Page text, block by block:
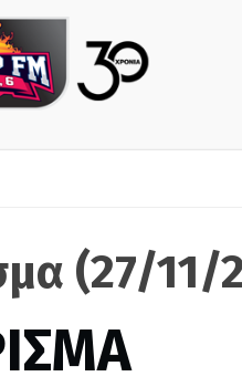
(27/11/